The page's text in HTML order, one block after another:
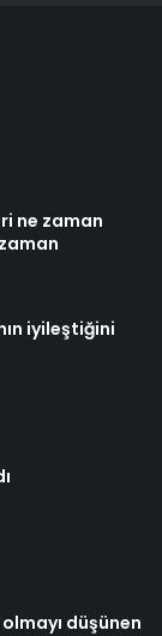
ne zaman
iyileştiğini
düşünen